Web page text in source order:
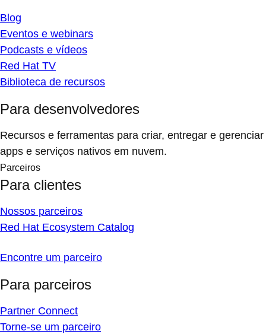
Blog
Eventos e webinars
Podcasts e vídeos
Red Hat TV
Biblioteca de recursos
Para desenvolvedores
Recursos e ferramentas para criar, entregar e gerenciar
apps e serviços nativos em nuvem.
Parceiros
Para clientes
Nossos parceiros
Red Hat Ecosystem Catalog
Encontre um parceiro
Para parceiros
Partner Connect
Torne-se um parceiro